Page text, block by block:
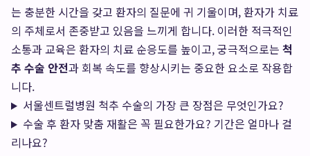
는 충분한 시간을 갖고 환자의 질문에 귀 기울이며, 환자가 치료
의 주체로서 존중받고 있음을 느끼게 합니다. 이러한 적극적인
소통과 교육은 환자의 치료 순응도를 높이고, 궁극적으로는 척
추 수술 안전과 회복 속도를 향상시키는 중요한 요소로 작용합
니다.
서울센트럴병원 척추 수술의 가장 큰 장점은 무엇인가요?
수술 후 환자 맞춤 재활은 꼭 필요한가요? 기간은 얼마나 걸
리나요?